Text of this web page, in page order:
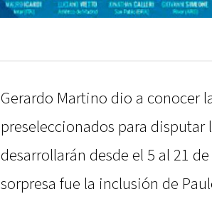
Gerardo Martino dio a conocer
preseleccionados para disputar
desarrollarán desde el 5 al 21
sorpresa fue la inclusión de